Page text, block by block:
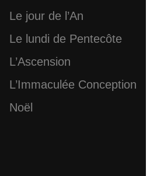
Le jour de l’An
Le lundi de Pentecôte
L’Ascension
L’Immaculée Conception
Noël​